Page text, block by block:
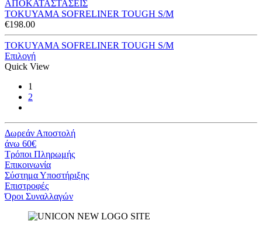
ΑΠΟΚΑΤΑΣΤΑΣΕΙΣ
TOKUYAMA SOFRELINER TOUGH S/M
€198.00
TOKUYAMA SOFRELINER TOUGH S/M
Επιλογή
Quick View
1
2
Δωρεάν Αποστολή
άνω 60€
Τρόποι Πληρωμής
Eπικοινωνία
Σύστημα Υποστήριξης
Επιστροφές
Όροι Συναλλαγών